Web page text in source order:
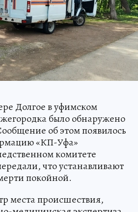
Долгое в уфимском
было обнаружено
об этом появилось
«КП-Уфа»
комитете
что устанавливают
покойной.
места происшествия,